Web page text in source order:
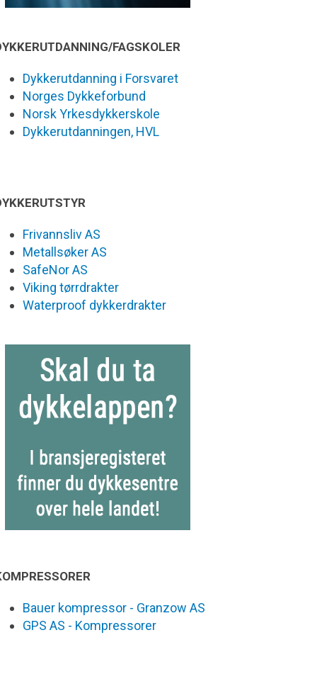
FAGSKOLER
Dykkerutdanning i Forsvaret
Norges Dykkeforbund
Norsk Yrkesdykkerskole
Dykkerutdanningen, HVL
Frivannsliv AS
Metallsøker AS
SafeNor AS
Viking tørrdrakter
Waterproof dykkerdrakter
Bauer kompressor - Granzow AS
GPS AS - Kompressorer